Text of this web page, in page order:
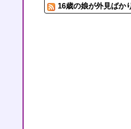
16歳の娘が外見ばか